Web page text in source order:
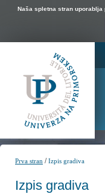
Naša spletna stran
Prva stran /Izpis gradiva
Izpis gradiva